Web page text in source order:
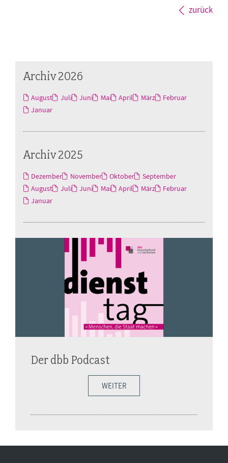
zurück
Archiv 2026
August Juli Juni Mai April März
Februar
Januar
Archiv 2025
Dezember November Oktober
September
August
Juli Juni Mai April März
Februar
Januar
Der dbb Podcast
WEITER